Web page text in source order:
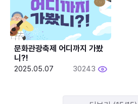
문화관광축제 어디까지 가봤
니?!
2025.05.07 30243